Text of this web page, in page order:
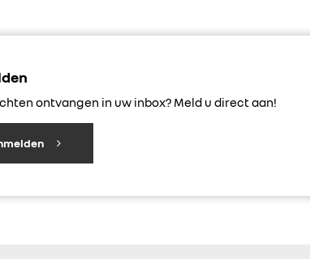
ontvangen in uw inbox? Meld u direct aan!